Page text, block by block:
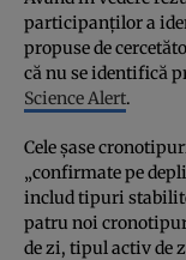
participanților a
propuse de
că nu se identifică
Science Alert.
Cele șase
„confirmate pe
includ tipuri
patru noi
de zi, tipul activ de